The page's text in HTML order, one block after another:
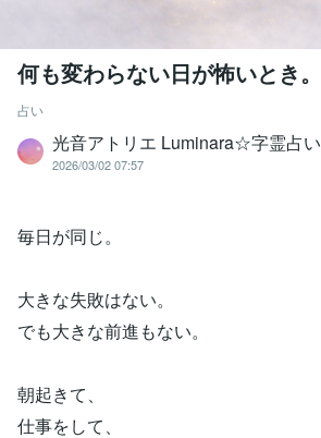
何も変わらない日が怖いとき。
占い
光音アトリエ Luminara☆字霊占い
2026/03/02 07:57
毎日が同じ。
大きな失敗はない。
でも大きな前進もない。
朝起きて、
仕事をして、